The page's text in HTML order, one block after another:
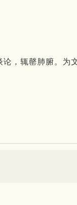
，辄罄肺腑。为